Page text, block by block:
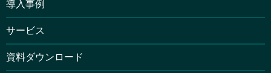
導入事例
サービス
資料ダウンロード